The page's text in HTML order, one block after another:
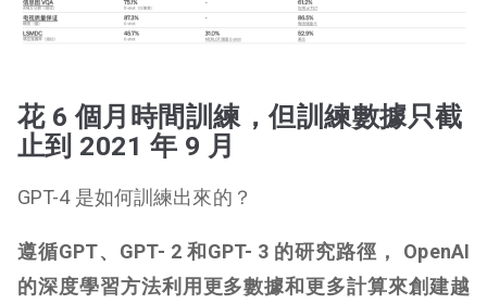
花 6 個月時間訓練，但訓練數據只截
止到 2021 年 9 月
GPT-4 是如何訓練出來的？
遵循GPT、GPT- 2 和GPT- 3 的研究路徑， OpenAI
的深度學習方法利用更多數據和更多計算來創建越